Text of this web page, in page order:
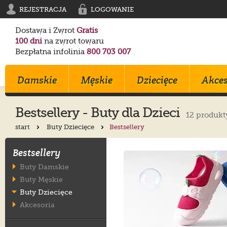
REJESTRACJA LOGOWANIE
Dostawa i Zwrot Gratis
100 dnina zwrot towaru
Bezpłatna infolinia 800 703 007
Damskie
Sandały
Na Obcasie
Trampki
Sportowe
Botki
Półbuty
Crocs
Maciejka
Melissa
Blundstone
Męskie
Trampki
Sztyblety
Sportowe
Półbuty
Sandały
Glany
Blundstone
Converse
Skechers
Mustang
Tommy Hilfiger
Dziecięce
Sportowe
Klapki
Sandałki
Kozaki
Trzewiki
Balerinki
Birkenstock
Geox
Skechers
Salomon
EMU Australia
Bestsellery - Buty dla Dzieci 12
start Buty Dziecięce Bestsellery
Bestsellery
Buty Damskie
Buty Męskie
Buty Dziecięce
Akcesoria